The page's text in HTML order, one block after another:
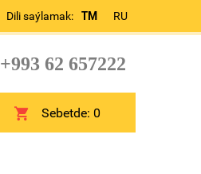
Dili saýlamak: TM RU
+993 62 657222
Sebetde:0